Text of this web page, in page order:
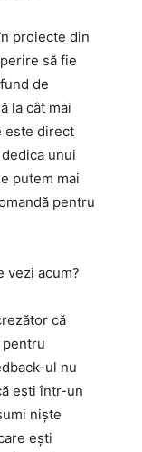
proiecte din
să fie
de
la cât mai
este direct
unui
putem mai
pentru
vezi acum?
că
ul nu
ești într-un
niște
ești